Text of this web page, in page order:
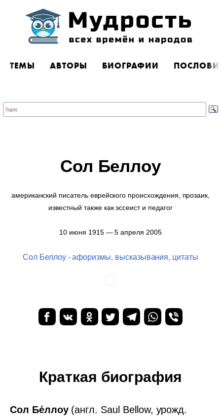
ТЕМЫ АВТОРЫ БИОГРАФИИ
Сол Беллоу
американский писатель еврейского происхождения, прозаик,
известный также как эссеист и педагог
10 июня 1915 — 5 апреля 2005
Сол Беллоу - афоризмы, высказывания, цитаты
Краткая биография
Сол Бе́ллоу(англ. Saul Bellow, урожд.